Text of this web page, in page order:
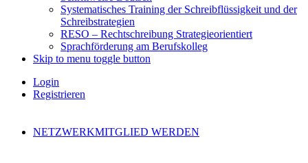
Systematisches Training der Schreibflüssigkeit und der
Schreibstrategien
RESO – Rechtschreibung Strategieorientiert
Sprachförderung am Berufskolleg
Skip to menu toggle button
Login
Registrieren
NETZWERKMITGLIED WERDEN